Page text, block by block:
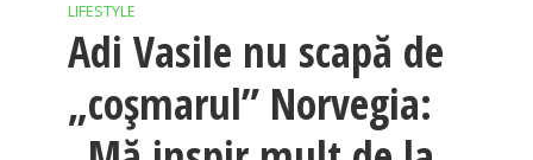
LIFESTYLE
Adi Vasile nu scapă de
„coșmarul” Norvegia: